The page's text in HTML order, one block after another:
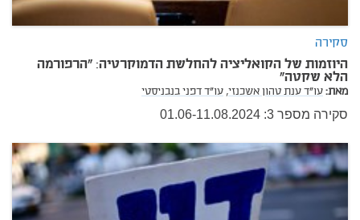
סקירה
היוזמות של הקואליציה להחלשת הדמוקרטיה: ״הרפורמה
הלא שקטה״
מאת:עו"ד ענת טהון אשכנזי, עו"ד דפני בנבניסטי
סקירה מספר 3: 01.06-11.08.2024